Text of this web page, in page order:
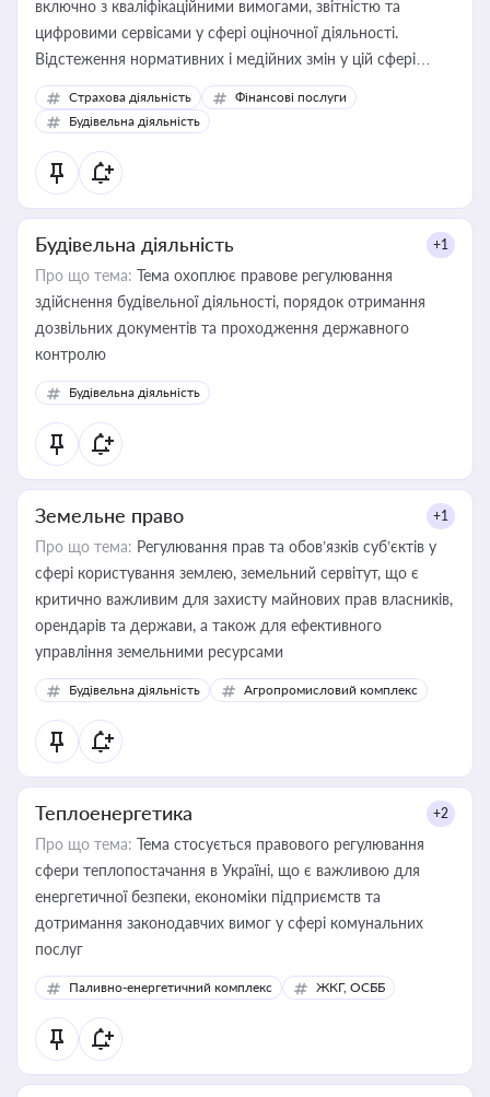
включно з кваліфікаційними вимогами, звітністю та
цифровими сервісами у сфері оціночної діяльності.
Відстеження нормативних і медійних змін у цій сфері
корисне для власника бізнесу, керівника, юриста або
бухгалтера під час оподаткування, приватизації, оренди
державного майна, корпоративних угод і перевірки
статусу суб'єктів оціночної діяльності
Страхова діяльність
Фінансові послуги
Будівельна діяльність
Будівельна діяльність +1
Про що тема: Тема охоплює правове регулювання
здійснення будівельної діяльності, порядок отримання
дозвільних документів та проходження державного
контролю
Будівельна діяльність
Земельне право +1
Про що тема: Регулювання прав та обов’язків суб’єктів у
сфері користування землею, земельний сервітут, що є
критично важливим для захисту майнових прав власників,
орендарів та держави, а також для ефективного
управління земельними ресурсами
Будівельна діяльність Агропромисловий комплекс
Теплоенергетика +2
Про що тема: Тема стосується правового регулювання
сфери теплопостачання в Україні, що є важливою для
енергетичної безпеки, економіки підприємств та
дотримання законодавчих вимог у сфері комунальних
послуг
Паливно-енергетичний комплекс ЖКГ, ОСББ